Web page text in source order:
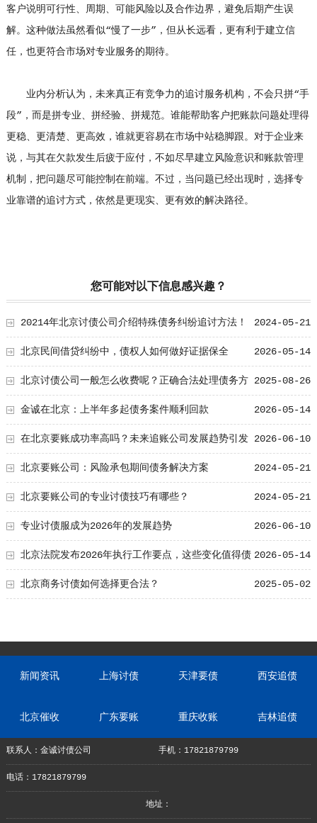
客户说明可行性、周期、可能风险以及合作边界，避免后期产生误
解。这种做法虽然看似“慢了一步”，但从长远看，更有利于建立信
任，也更符合市场对专业服务的期待。
业内分析认为，未来真正有竞争力的追讨服务机构，不会只拼“手
段”，而是拼专业、拼经验、拼规范。谁能帮助客户把账款问题处理得
更稳、更清楚、更高效，谁就更容易在市场中站稳脚跟。对于企业来
说，与其在欠款发生后疲于应付，不如尽早建立风险意识和账款管理
机制，把问题尽可能控制在前端。不过，当问题已经出现时，选择专
业靠谱的追讨方式，依然是更现实、更有效的解决路径。
您可能对以下信息感兴趣？
2024-05-21
20214年北京讨债公司介绍特殊债务纠纷追讨方法！
2026-05-14
北京民间借贷纠纷中，债权人如何做好证据保全
2025-08-26
北京讨债公司一般怎么收费呢？正确合法处理债务方
法 2026-05-14
金诚在北京：上半年多起债务案件顺利回款
2026-06-10
在北京要账成功率高吗？未来追账公司发展趋势引发
行业关注 2024-05-21
北京要账公司：风险承包期间债务解决方案
2024-05-21
北京要账公司的专业讨债技巧有哪些？
2026-06-10
专业讨债服成为2026年的发展趋势
2026-05-14
北京法院发布2026年执行工作要点，这些变化值得债
权人关注 2025-05-02
北京商务讨债如何选择更合法？
新闻资讯 上海讨债 天津要债 西安追债
北京催收 广东要账 重庆收账 吉林追债
联系人：金诚讨债公司 手机：17821879799
电话：17821879799
地址：